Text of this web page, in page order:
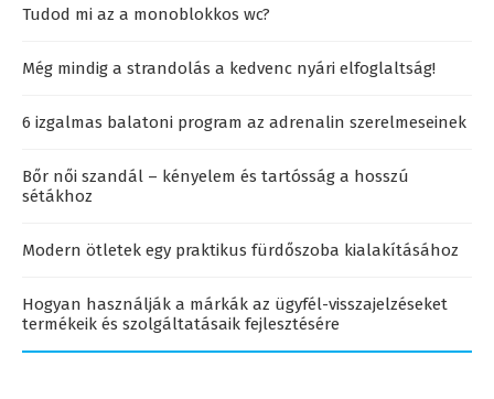
Tudod mi az a monoblokkos wc?
Még mindig a strandolás a kedvenc nyári elfoglaltság!
6 izgalmas balatoni program az adrenalin szerelmeseinek
Bőr női szandál – kényelem és tartósság a hosszú
sétákhoz
Modern ötletek egy praktikus fürdőszoba kialakításához
Hogyan használják a márkák az ügyfél-visszajelzéseket
termékeik és szolgáltatásaik fejlesztésére